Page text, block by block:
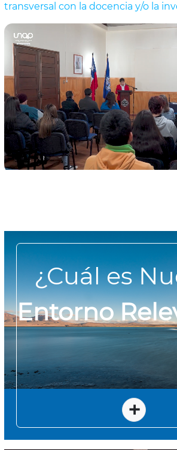
transversal con la docencia y/o la
¿Cuál es
Entorno
+
Nuestro entorno relevante